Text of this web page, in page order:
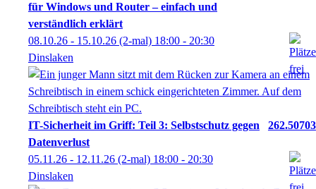
für Windows und Router – einfach und
verständlich erklärt
08.10.26 - 15.10.26 (2-mal) 18:00 - 20:30
Dinslaken
IT-Sicherheit im Griff: Teil 3: Selbstschutz gegen
Datenverlust
262.50703
05.11.26 - 12.11.26 (2-mal) 18:00 - 20:30
Dinslaken